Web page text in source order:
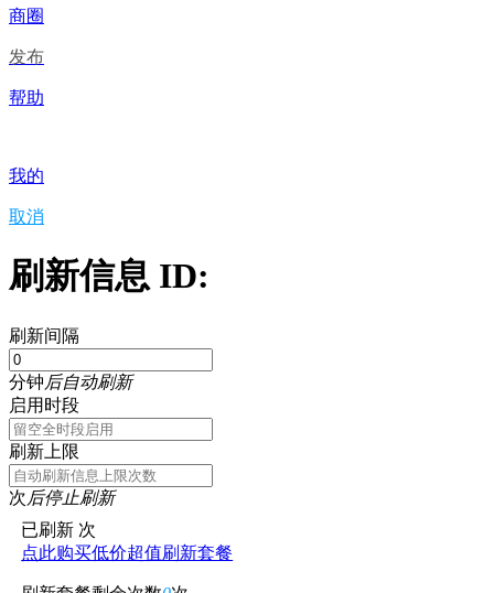
商圈
发布
帮助
我的
取消
刷新信息 ID:
刷新间隔
分钟后自动刷新
启用时段
刷新上限
次后停止刷新
已刷新 次
点此购买低价超值刷新套餐